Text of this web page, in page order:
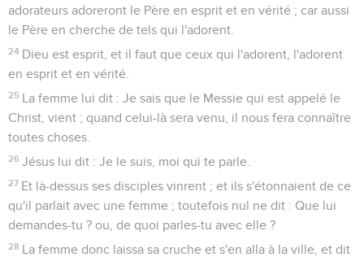
adorateurs adoreront le Père en esprit et en vérité ; car aussi
le Père en cherche de tels qui l'adorent.
24 Dieu est esprit, et il faut que ceux qui l'adorent, l'adorent
en esprit et en vérité.
25 La femme lui dit : Je sais que le Messie qui est appelé le
Christ, vient ; quand celui-là sera venu, il nous fera connaître
toutes choses.
26 Jésus lui dit : Je le suis, moi qui te parle.
27 Et là-dessus ses disciples vinrent ; et ils s'étonnaient de ce
qu'il parlait avec une femme ; toutefois nul ne dit : Que lui
demandes-tu ? ou, de quoi parles-tu avec elle ?
28 La femme donc laissa sa cruche et s'en alla à la ville, et dit